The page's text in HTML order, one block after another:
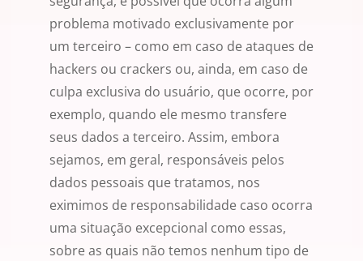
problema motivado exclusivamente por
um terceiro – como em caso de ataques de
hackers ou crackers ou, ainda, em caso de
culpa exclusiva do usuário, que ocorre, por
exemplo, quando ele mesmo transfere
seus dados a terceiro. Assim, embora
sejamos, em geral, responsáveis pelos
dados pessoais que tratamos, nos
eximimos de responsabilidade caso ocorra
uma situação excepcional como essas,
sobre as quais não temos nenhum tipo de